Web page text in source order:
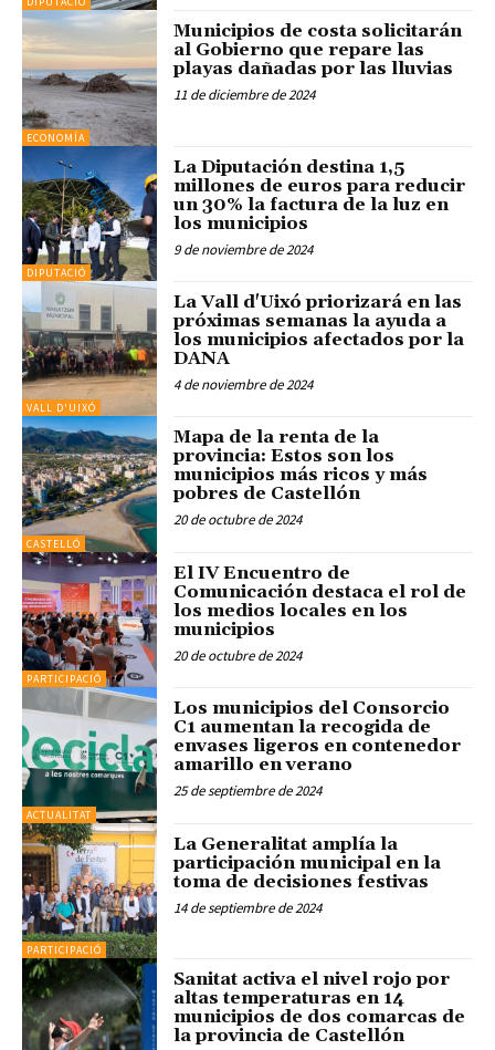
ECONOMÍA
Municipios de costa solicitarán
al Gobierno que repare las
playas dañadas por las lluvias
11 de diciembre de 2024
DIPUTACIÓ
La Diputación destina 1,5
millones de euros para reducir
un 30% la factura de la luz en
los municipios
9 de noviembre de 2024
VALL D'UIXÓ
La Vall d'Uixó priorizará en las
próximas semanas la ayuda a
los municipios afectados por la
DANA
4 de noviembre de 2024
CASTELLÓ
Mapa de la renta de la
provincia: Estos son los
municipios más ricos y más
pobres de Castellón
20 de octubre de 2024
PARTICIPACIÓ
El IV Encuentro de
Comunicación destaca el rol de
los medios locales en los
municipios
20 de octubre de 2024
ACTUALITAT
Los municipios del Consorcio
C1 aumentan la recogida de
envases ligeros en contenedor
amarillo en verano
25 de septiembre de 2024
PARTICIPACIÓ
La Generalitat amplía la
participación municipal en la
toma de decisiones festivas
14 de septiembre de 2024
Sanitat activa el nivel rojo por
altas temperaturas en 14
municipios de dos comarcas de
la provincia de Castellón